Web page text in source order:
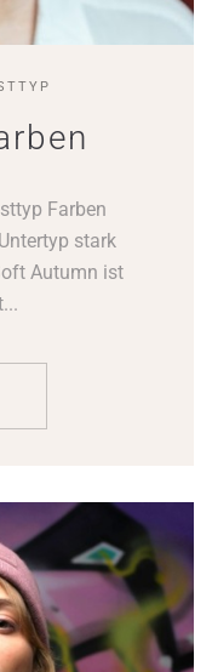
Farben
stark
Autumn ist